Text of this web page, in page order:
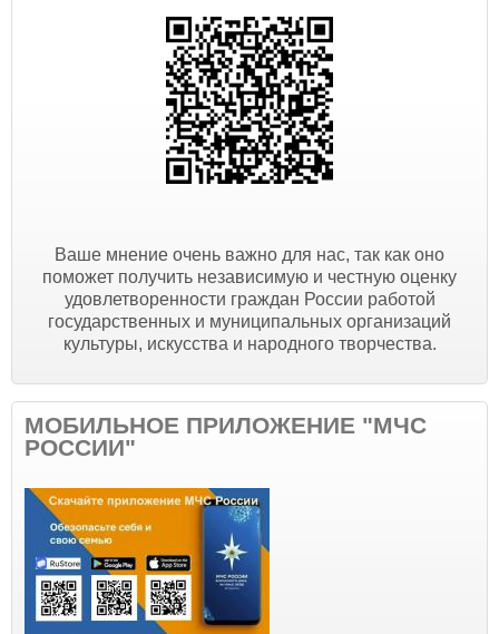
Ваше мнение очень важно для нас, так как оно
поможет получить независимую и честную оценку
удовлетворенности граждан России работой
государственных и муниципальных организаций
культуры, искусства и народного творчества.
МОБИЛЬНОЕ ПРИЛОЖЕНИЕ "МЧС
РОССИИ"